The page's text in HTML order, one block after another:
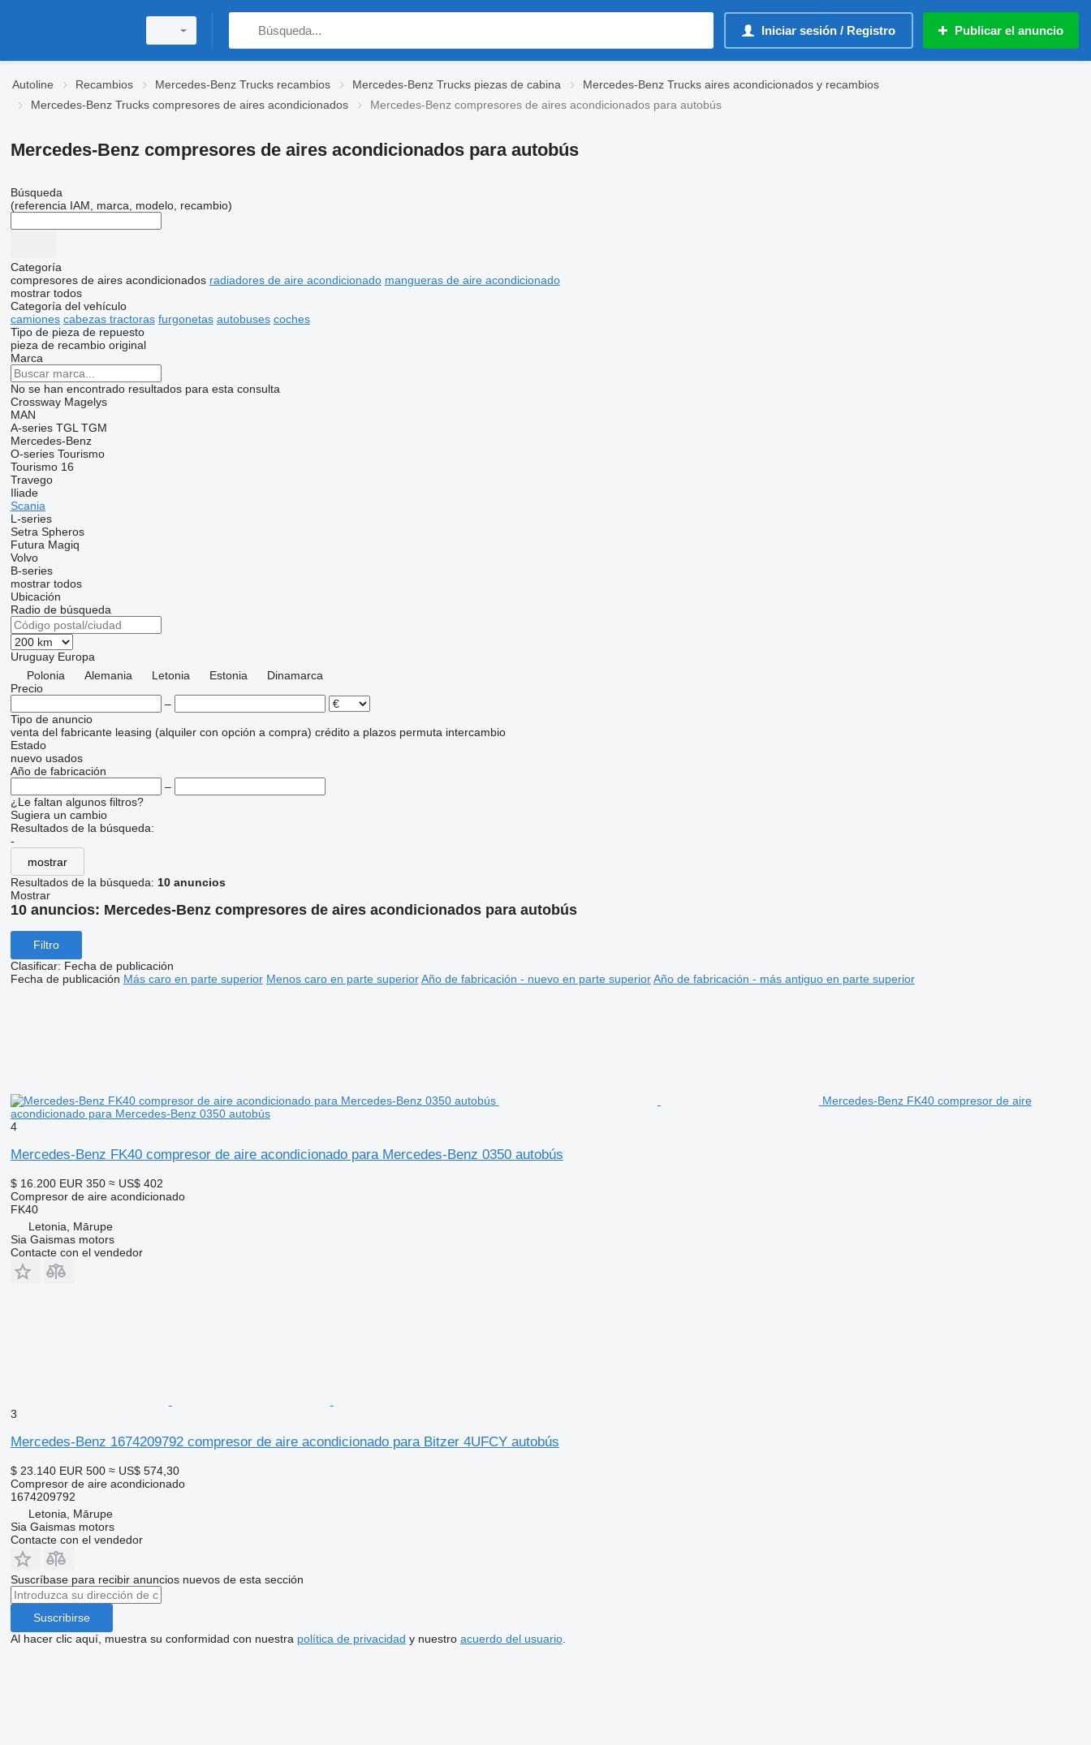
Iniciar sesión / Registro Publicar el anuncio
Autoline Recambios Mercedes-Benz Trucks recambios Mercedes-Benz Trucks piezas de cabina
Mercedes-Benz Trucks aires acondicionados y recambios
Mercedes-Benz Trucks compresores de aires acondicionados
Mercedes-Benz compresores de aires acondicionados para autobús
Mercedes-Benz compresores de aires acondicionados para autobús
Búsqueda
(referencia IAM, marca, modelo, recambio)
Categoría
compresores de aires acondicionados radiadores de aire acondicionado mangueras de aire acondicionado
mostrar todos
Categoría del vehículo
camiones cabezas tractoras furgonetas autobuses coches
Tipo de pieza de repuesto
pieza de recambio original
Marca
No se han encontrado resultados para esta consulta
Crossway Magelys
MAN
A-series TGL TGM
Mercedes-Benz
O-series Tourismo
Tourismo 16
Travego
Iliade
Scania
L-series
Setra Spheros
Futura Magiq
Volvo
B-series
mostrar todos
Ubicación
Radio de búsqueda
Uruguay Europa
Polonia
Alemania Letonia Estonia
Dinamarca
Precio
–
Tipo de anuncio
venta del fabricante leasing (alquiler con opción a compra) crédito a plazos permuta intercambio
Estado
nuevo usados
Año de fabricación
–
¿Le faltan algunos filtros?
Sugiera un cambio
Resultados de la búsqueda:
-
mostrar
Resultados de la búsqueda: 10 anuncios
Mostrar
10 anuncios: Mercedes-Benz compresores de aires acondicionados para autobús
Filtro
Clasificar: Fecha de publicación
Fecha de publicación Más caro en parte superior Menos caro en parte superior Año de fabricación - nuevo en parte superior Año de fabricación - más antiguo en parte superior
Mercedes-Benz FK40 compresor de aire
acondicionado para Mercedes-Benz 0350 autobús
4
Mercedes-Benz FK40 compresor de aire acondicionado para Mercedes-Benz 0350 autobús
$ 16.200 EUR 350 ≈ US$ 402
Compresor de aire acondicionado
FK40
Letonia, Mārupe
Sia Gaismas motors
Contacte con el vendedor
3
Mercedes-Benz 1674209792 compresor de aire acondicionado para Bitzer 4UFCY autobús
$ 23.140 EUR 500 ≈ US$ 574,30
Compresor de aire acondicionado
1674209792
Letonia, Mārupe
Sia Gaismas motors
Contacte con el vendedor
Suscríbase para recibir anuncios nuevos de esta sección
Suscribirse
Al hacer clic aquí, muestra su conformidad con nuestra política de privacidad y nuestro acuerdo del usuario.